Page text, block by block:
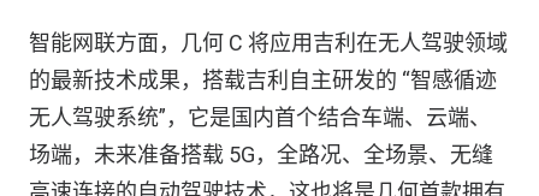
智能网联方面，几何 C 将应用吉利在无人驾驶领域
的最新技术成果，搭载吉利自主研发的 “智感循迹
无人驾驶系统”，它是国内首个结合车端、云端、
场端，未来准备搭载 5G，全路况、全场景、无缝